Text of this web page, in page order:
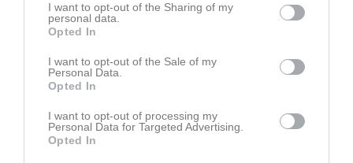
I want to opt-out of the Sharing of my
personal data.
Opted In
I want to opt-out of the Sale of my
Personal Data.
Opted In
I want to opt-out of processing my
Personal Data for Targeted Advertising.
Opted In
Logga in och ladda upp ert första klipp